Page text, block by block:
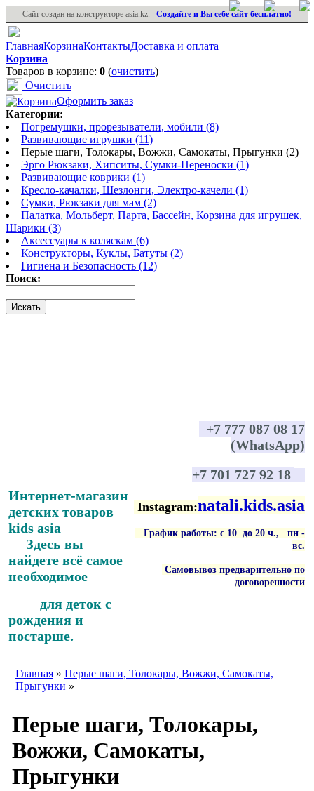
Сайт создан на конструкторе asia.kz. Создайте и Вы себе сайт бесплатно!
ГлавнаяКорзинаКонтактыДоставка и оплата
Корзина
Товаров в корзине: 0 (очистить)
Очистить
Оформить заказ
Категории:
Погремушки, прорезыватели, мобили (8)
Развивающие игрушки (11)
Перые шаги, Толокары, Вожжи, Самокаты, Прыгунки (2)
Эрго Рюкзаки, Хипситы, Сумки-Переноски (1)
Развивающие коврики (1)
Кресло-качалки, Шезлонги, Электро-качели (1)
Сумки, Рюкзаки для мам (2)
Палатка, Мольберт, Парта, Бассейн, Корзина для игрушек,
Шарики (3)
Аксессуары к коляскам (6)
Конструкторы, Куклы, Батуты (2)
Гигиена и Безопасность (12)
Поиск:
Интернет-магазин
детских товаров
kids asia
Здесь вы
найдете всё самое
необходимое
для деток с
рождения и
постарше.
+7 777 087 08 17
(WhatsApp)
+7 701 727 92 18
Instagram:natali.kids.asia
График работы: с 10 до 20 ч., пн -
вс.
Самовывоз предварительно по
договоренности
Главная» Перые шаги, Толокары, Вожжи, Самокаты,
Прыгунки »
Перые шаги, Толокары,
Вожжи, Самокаты,
Прыгунки